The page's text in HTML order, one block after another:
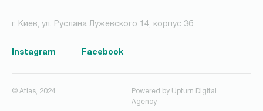
г. Киев, ул. Руслана Лужевского 14, корпус 3б
Instagram Facebook
© Atlas, 2024 Powered by Upturn Digital
Agency